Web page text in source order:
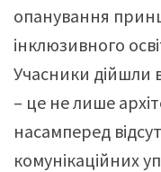
опанування
інклюзивного
Учасники дійшли
– це не лише
насамперед
комунікаційних